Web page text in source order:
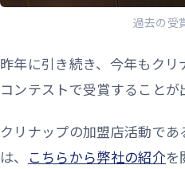
過去の受
昨年に引き続き、今年もク
コンテストで受賞することが
クリナップの加盟店活動で
は、
こちらから弊社の紹介を